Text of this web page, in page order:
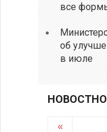
все
об
в июле
«